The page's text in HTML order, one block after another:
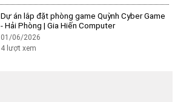
Dự án lắp đặt phòng game Quỳnh Cyber Game
- Hải Phòng | Gia Hiến Computer
01/06/2026
4 lượt xem